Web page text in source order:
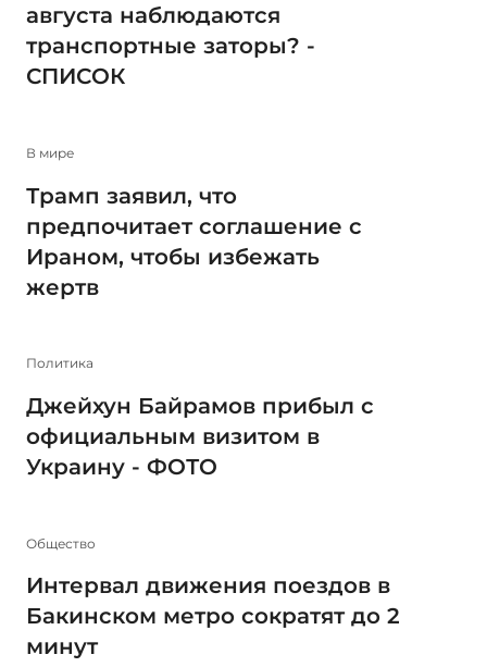
августа наблюдаются
транспортные заторы? -
СПИСОК
В мире
Трамп заявил, что
предпочитает соглашение с
Ираном, чтобы избежать
жертв
Политика
Джейхун Байрамов прибыл с
официальным визитом в
Украину - ФОТО
Общество
Интервал движения поездов в
Бакинском метро сократят до 2
минут